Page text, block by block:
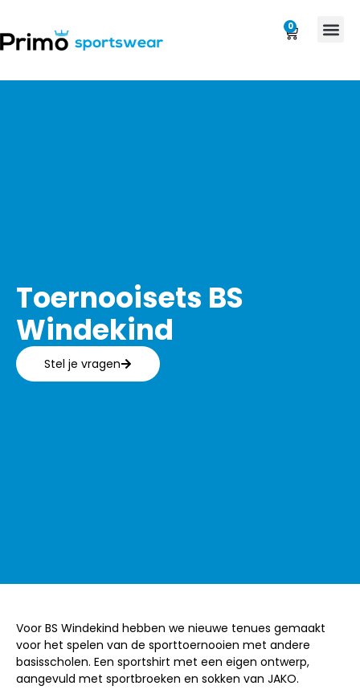
0
Toernooisets BS
Windekind
Stel je vragen
Voor BS Windekind hebben we nieuwe tenues gemaakt
voor het spelen van de sporttoernooien met andere
basisscholen. Een sportshirt met een eigen ontwerp,
aangevuld met sportbroeken en sokken van JAKO.